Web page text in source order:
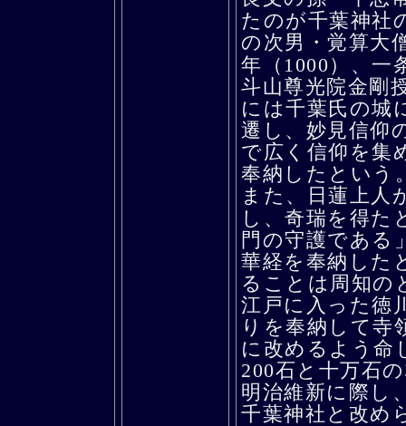
たのが千葉神社
の次男・覚算大
年（1000）、一
斗山尊光院金剛
には千葉氏の城
遷し、妙見信仰
で広く信仰を集
奉納したという
また、日蓮上人
し、奇瑞を得た
門の守護である
華経を奉納した
ることは周知の
江戸に入った徳
りを奉納して寺
に改めるよう命
200石と十万石
明治維新に際し
千葉神社と改め